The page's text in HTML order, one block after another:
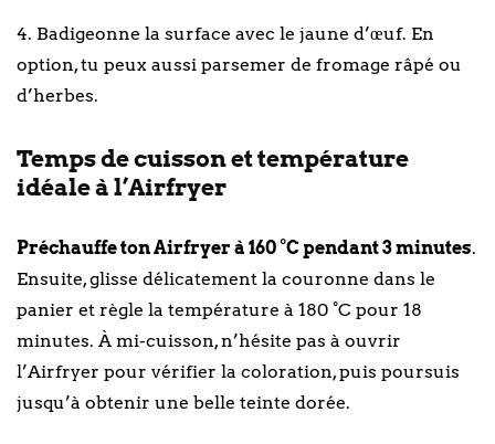
4. Badigeonne la surface avec le jaune d’œuf. En
option, tu peux aussi parsemer de fromage râpé ou
d’herbes.
Temps de cuisson et température
idéale à l’Airfryer
Préchauffe ton Airfryer à 160 °C pendant 3 minutes.
Ensuite, glisse délicatement la couronne dans le
panier et règle la température à 180 °C pour 18
minutes. À mi-cuisson, n’hésite pas à ouvrir
l’Airfryer pour vérifier la coloration, puis poursuis
jusqu’à obtenir une belle teinte dorée.